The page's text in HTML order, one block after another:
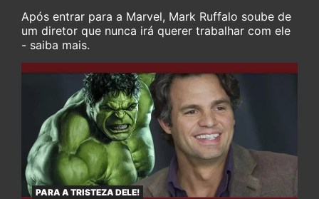
Após entrar para a Marvel, Mark Ruffalo soube de
um diretor que nunca irá querer trabalhar com ele
- saiba mais.
PARA A TRISTEZA DELE!